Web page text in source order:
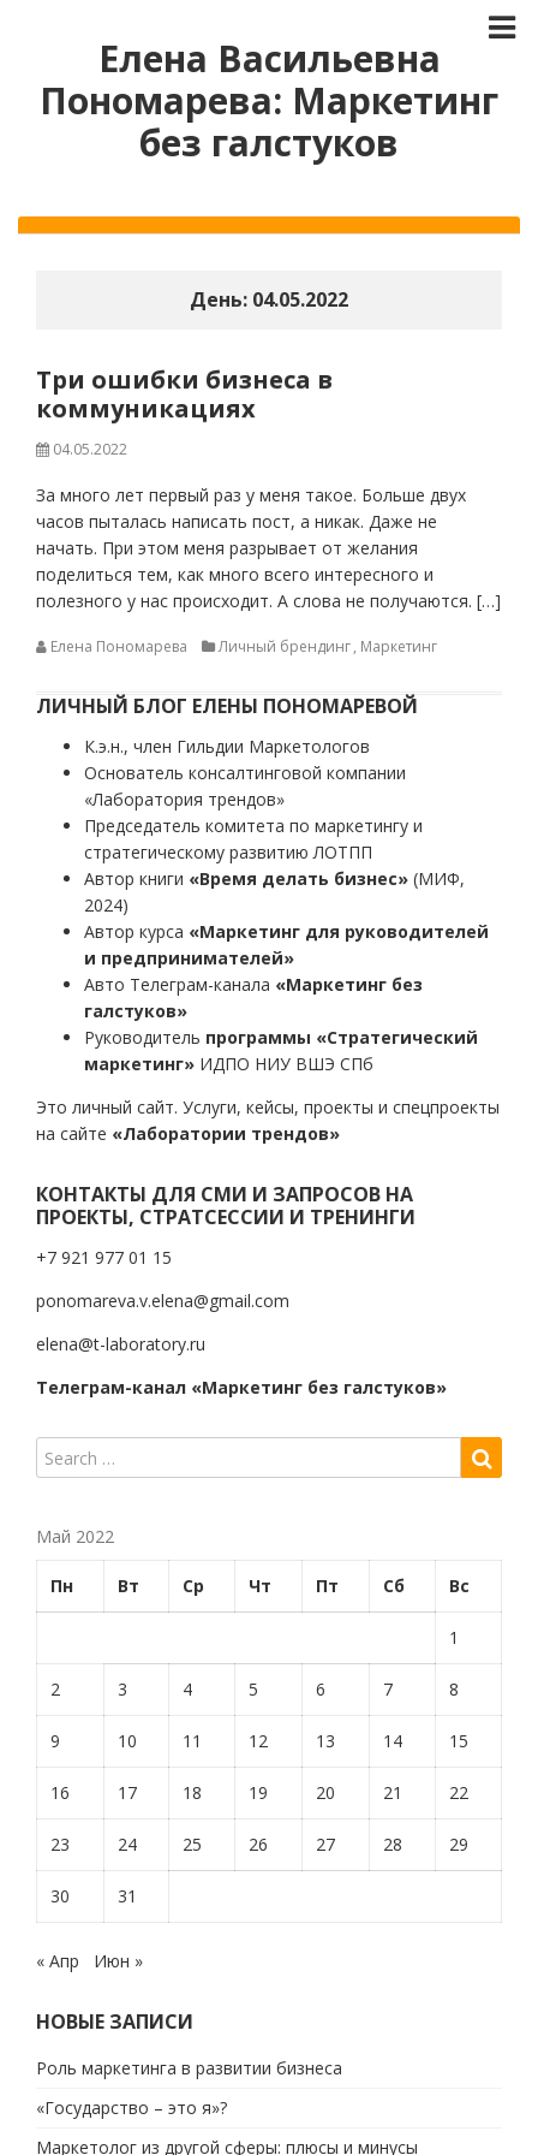
Елена Васильевна
Пономарева: Маркетинг
без галстуков
День: 04.05.2022
Три ошибки бизнеса в
коммуникациях
04.05.2022
За много лет первый раз у меня такое. Больше двух
часов пыталась написать пост, а никак. Даже не
начать. При этом меня разрывает от желания
поделиться тем, как много всего интересного и
полезного у нас происходит. А слова не получаются. […]
Елена Пономарева Личный брендинг, Маркетинг
ЛИЧНЫЙ БЛОГ ЕЛЕНЫ ПОНОМАРЕВОЙ
К.э.н., член Гильдии Маркетологов
Основатель консалтинговой компании
«Лаборатория трендов»
Председатель комитета по маркетингу и
стратегическому развитию ЛОТПП
Автор книги «Время делать бизнес» (МИФ,
2024)
Автор курса «Маркетинг для руководителей
и предпринимателей»
Авто Телеграм-канала «Маркетинг без
галстуков»
Руководитель программы «Стратегический
маркетинг» ИДПО НИУ ВШЭ СПб
Это личный сайт. Услуги, кейсы, проекты и спецпроекты
на сайте «Лаборатории трендов»
КОНТАКТЫ ДЛЯ СМИ И ЗАПРОСОВ НА
ПРОЕКТЫ, СТРАТСЕССИИ И ТРЕНИНГИ
+7 921 977 01 15
ponomareva.v.elena@gmail.com
elena@t-laboratory.ru
Телеграм-канал «Маркетинг без галстуков»
Май 2022
Пн Вт Ср Чт Пт Сб Вс
1
2 3 4 5 6 7 8
9 10 11 12 13 14 15
16 17 18 19 20 21 22
23 24 25 26 27 28 29
30 31
« Апр Июн »
НОВЫЕ ЗАПИСИ
Роль маркетинга в развитии бизнеса
«Государство – это я»?
Маркетолог из другой сферы: плюсы и минусы